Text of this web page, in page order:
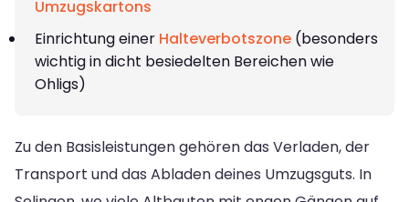
Umzugskartons
Einrichtung einer Halteverbotszone (besonders
wichtig in dicht besiedelten Bereichen wie
Ohligs)
Zu den Basisleistungen gehören das Verladen, der
Transport und das Abladen deines Umzugsguts. In